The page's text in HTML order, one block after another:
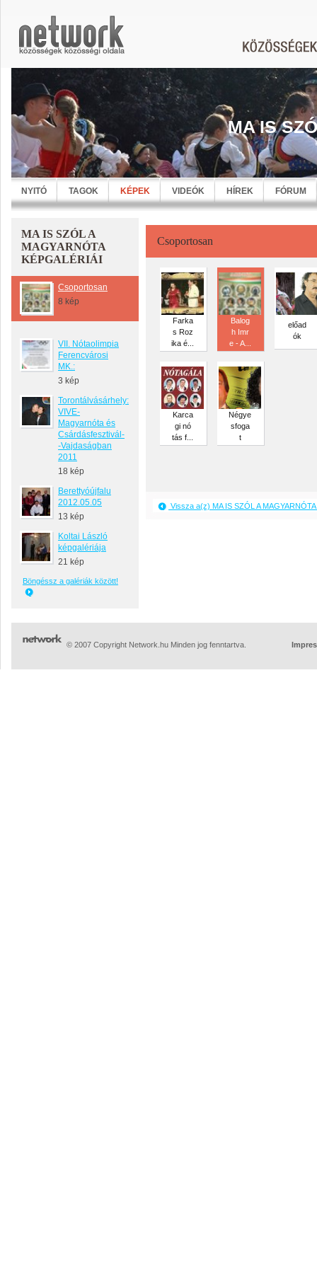
MA IS
NYITÓ TAGOK KÉPEK VIDEÓK HÍREK FÓRUM
MA IS SZÓL A
MAGYARNÓTA
KÉPGALÉRIÁI
Csoportosan
8 kép
VII. Nótaolimpia
Ferencvárosi
MK.:
3 kép
Torontálvásárhely:
VIVE-
Magyarnóta és
Csárdásfesztivál-
-Vajdaságban
2011
18 kép
Berettyóújfalu
2012.05.05
13 kép
Koltai László
képgalériája
21 kép
Böngéssz a galériák között!
Csoportosan
Farka
s Roz
ika é...
Balog
h Imr
e - A...
előad
ók
Karca
gi nó
tás f...
Négye
sfoga
t
Vissza a(z) MA IS SZÓL A
© 2007 Copyright Network.hu Minden jog fenntartva.